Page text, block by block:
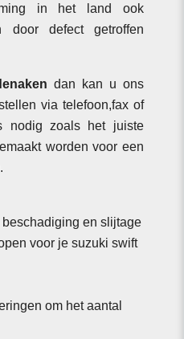
in het land ook
door defect getroffen
dan kan u ons
via telefoon,fax of
nodig zoals het juiste
worden voor een
en slijtage
voor je suzuki swift
om het aantal